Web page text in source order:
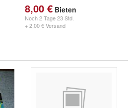
8,00 € Bieten
Noch2 Tage 23 Std.
+ 2,00 € Versand